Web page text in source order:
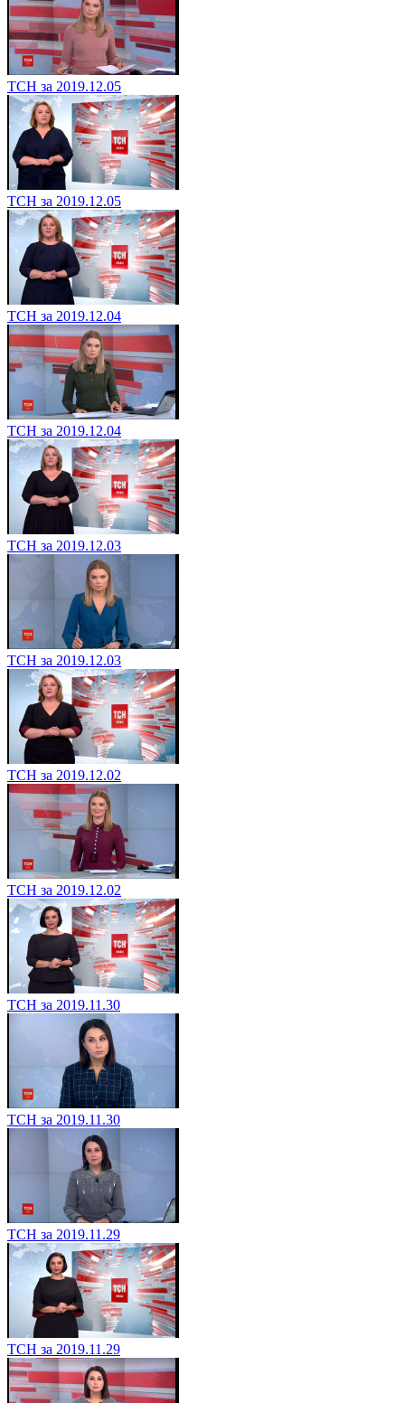
ТСН за 2019.12.05
ТСН за 2019.12.05
ТСН за 2019.12.04
ТСН за 2019.12.04
ТСН за 2019.12.03
ТСН за 2019.12.03
ТСН за 2019.12.02
ТСН за 2019.12.02
ТСН за 2019.11.30
ТСН за 2019.11.30
ТСН за 2019.11.29
ТСН за 2019.11.29